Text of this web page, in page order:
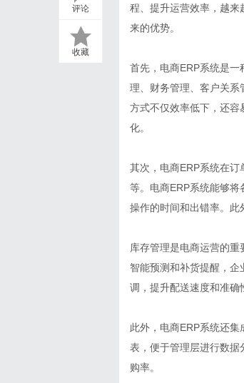
评论
收藏
程、提升运营效率，越来
来的优势。
首先，电商ERP系统是
理、财务管理、客户关系
方式不仅效率低下，还容
化。
其次，电商ERP系统在
等。电商ERP系统能够
操作的时间和出错率。此
库存管理是电商运营的
智能预测和补货提醒，
调，提升配送速度和准确
此外，电商ERP系统还
表，便于管理层进行数据
购率。